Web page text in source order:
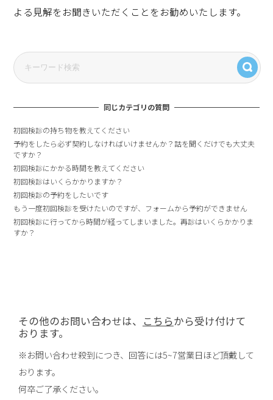
よる見解をお聞きいただくことをお勧めいたします。
同じカテゴリの質問
初回検診の持ち物を教えてください
予約をしたら必ず契約しなければいけませんか？話を聞くだけでも大丈夫
ですか？
初回検診にかかる時間を教えてください
初回検診はいくらかかりますか？
初回検診の予約をしたいです
もう一度初回検診を受けたいのですが、フォームから予約ができません
初回検診に行ってから時間が経ってしまいました。再診はいくらかかりま
すか？
その他のお問い合わせは、 こちらから受け付けて
おります。
※お問い合わせ殺到につき、回答には5~7営業日ほど頂戴して
おります。
何卒ご了承ください。